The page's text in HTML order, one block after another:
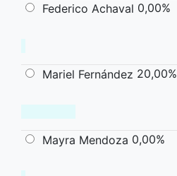
Federico Achaval 0,00%
Mariel Fernández 20,00%
Mayra Mendoza 0,00%